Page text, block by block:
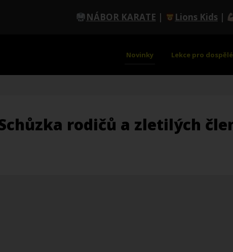
NÁBOR KARATE | Lions Kids |
Novinky Lekce pro dospělé
rodičů a zletilých